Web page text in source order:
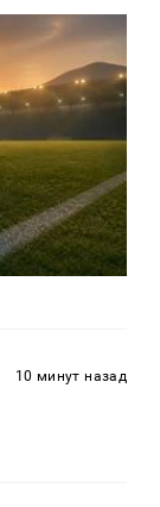
10 минут назад